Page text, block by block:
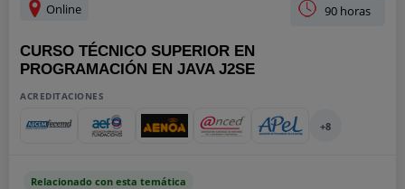
Online 90 horas
CURSO TÉCNICO SUPERIOR EN
PROGRAMACIÓN EN JAVA J2SE
ACREDITACIONES
+8
Relacionado con esta temática